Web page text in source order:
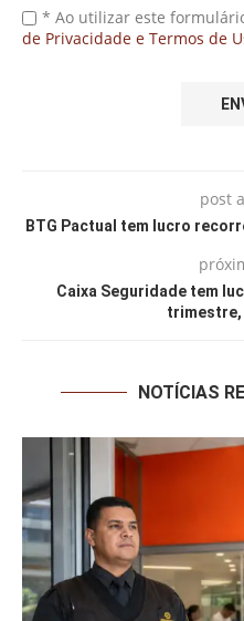
* Ao utilizar este
de Privacidade e Termos de
post
BTG Pactual tem lucro
Caixa Seguridade tem
trimestre,
NOTÍCIAS